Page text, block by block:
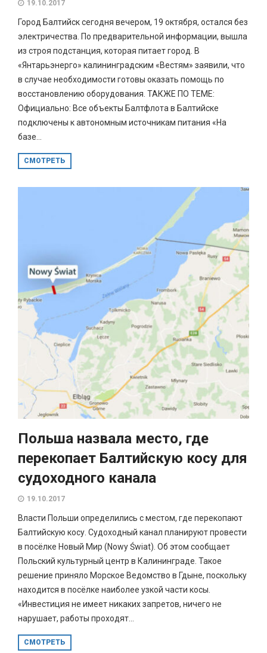
19.10.2017
Город Балтийск сегодня вечером, 19 октября, остался без
электричества. По предварительной информации, вышла
из строя подстанция, которая питает город. В
«Янтарьэнерго» калининградским «Вестям» заявили, что
в случае необходимости готовы оказать помощь по
восстановлению оборудования. ТАКЖЕ ПО ТЕМЕ:
Официально: Все объекты Балтфлота в Балтийске
подключены к автономным источникам питания «На
базе...
СМОТРЕТЬ
Польша назвала место, где
перекопает Балтийскую косу для
судоходного канала
19.10.2017
Власти Польши определились с местом, где перекопают
Балтийскую косу. Судоходный канал планируют провести
в посёлке Новый Мир (Nowy Świat). Об этом сообщает
Польский культурный центр в Калининграде. Такое
решение приняло Морское Ведомство в Гдыне, поскольку
находится в посёлке наиболее узкой части косы.
«Инвестиция не имеет никаких запретов, ничего не
нарушает, работы проходят...
СМОТРЕТЬ